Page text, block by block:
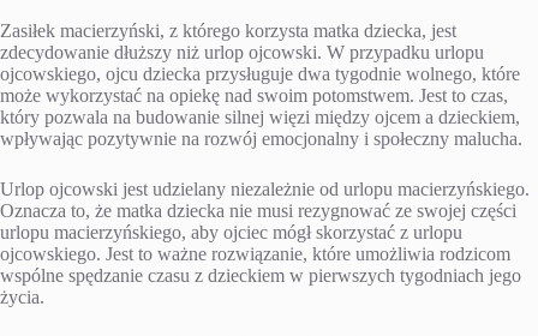
Zasiłek macierzyński, z którego korzysta matka dziecka, jest
zdecydowanie dłuższy niż urlop ojcowski. W przypadku urlopu
ojcowskiego, ojcu dziecka przysługuje dwa tygodnie wolnego, które
może wykorzystać na opiekę nad swoim potomstwem. Jest to czas,
który pozwala na budowanie silnej więzi między ojcem a dzieckiem,
wpływając pozytywnie na rozwój emocjonalny i społeczny malucha.
Urlop ojcowski jest udzielany niezależnie od urlopu macierzyńskiego.
Oznacza to, że matka dziecka nie musi rezygnować ze swojej części
urlopu macierzyńskiego, aby ojciec mógł skorzystać z urlopu
ojcowskiego. Jest to ważne rozwiązanie, które umożliwia rodzicom
wspólne spędzanie czasu z dzieckiem w pierwszych tygodniach jego
życia.